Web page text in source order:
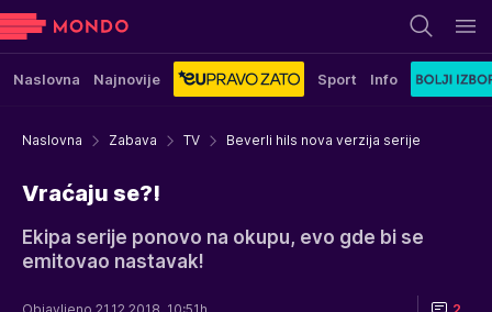
Naslovna Najnovije Sport Info
Naslovna Zabava TV Beverli hils nova verzija serije
Vraćaju se?!
Ekipa serije ponovo na okupu, evo gde bi se
emitovao nastavak!
Objavljeno 21.12.2018. 10:51h 2